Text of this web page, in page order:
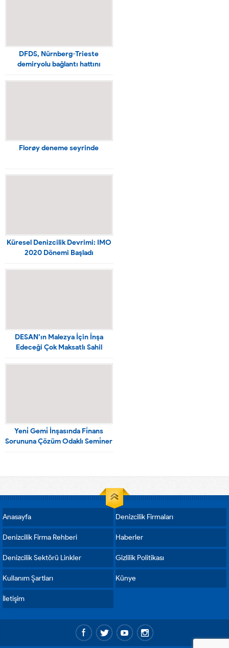
DFDS, Nürnberg-Trieste
demiryolu bağlantı hattını
güçlendiriyor
Florøy deneme seyrinde
Küresel Denizcilik Devrimi: IMO
2020 Dönemi Başladı
DESAN’ın Malezya İçin İnşa
Edeceği Çok Maksatlı Sahil
Güvenlik Gemisinin Sac Kesme
Yeni̇ Gemi̇ İnşasında Fi̇nans
Sorununa Çözüm Odaklı Semi̇ner
Anasayfa Denizcilik Firmaları
Denizcilik Firma Rehberi Haberler
Denizcilik Sektörü Linkler Gizlilik Politikası
Kullanım Şartları Künye
İletişim